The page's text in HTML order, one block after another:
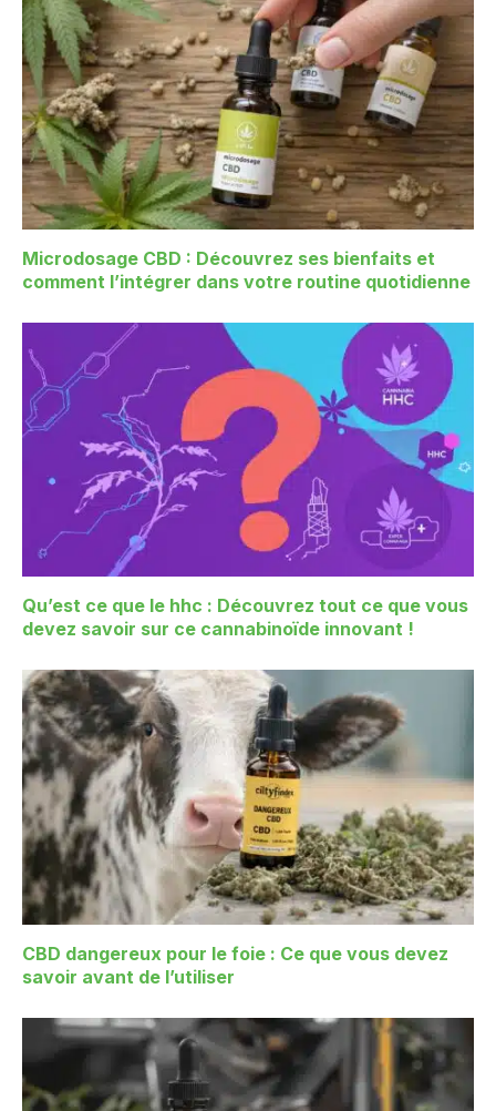
Microdosage CBD : Découvrez ses bienfaits et
comment l’intégrer dans votre routine quotidienne
Qu’est ce que le hhc : Découvrez tout ce que vous
devez savoir sur ce cannabinoïde innovant !
CBD dangereux pour le foie : Ce que vous devez
savoir avant de l’utiliser